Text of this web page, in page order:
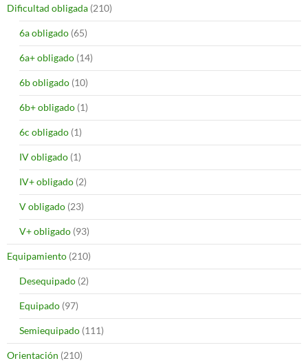
Dificultad obligada (210)
6a obligado (65)
6a+ obligado (14)
6b obligado (10)
6b+ obligado (1)
6c obligado (1)
IV obligado (1)
IV+ obligado (2)
V obligado (23)
V+ obligado (93)
Equipamiento (210)
Desequipado (2)
Equipado (97)
Semiequipado (111)
Orientación (210)